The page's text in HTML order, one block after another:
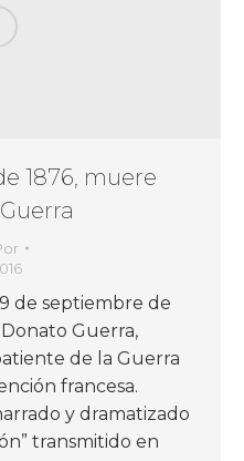
1876, muere
de septiembre de
Guerra,
de la Guerra
francesa.
y dramatizado
transmitido en